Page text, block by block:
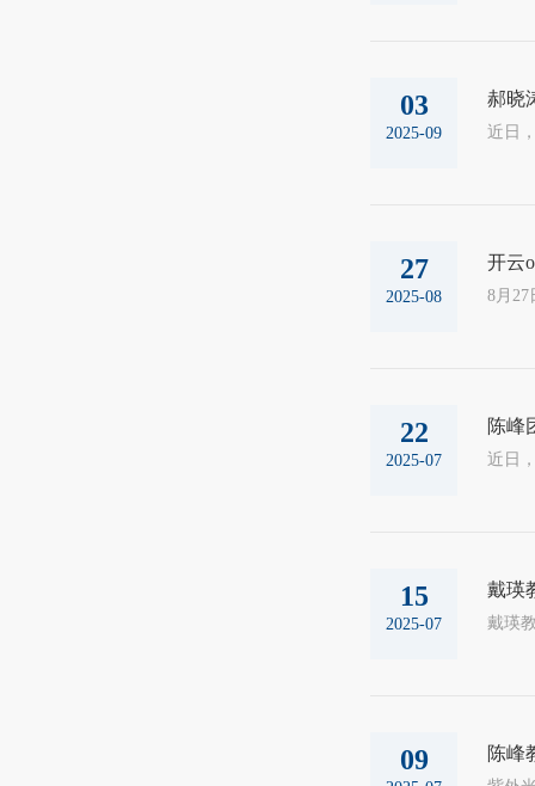
03
2025-09
郝晓
27
2025-08
开云
22
2025-07
陈峰
15
2025-07
戴瑛
09 陈峰